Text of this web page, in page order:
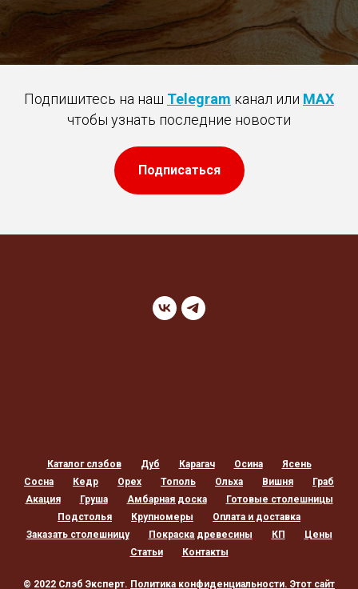
Подпишитесь на наш Telegram канал или MAX
чтобы узнать последние новости
Подписаться
Каталог слэбов Дуб Карагач Осина
Ясень
Сосна
Кедр Орех Тополь Ольха Вишня
Граб
Акация
Груша Амбарная доска
Готовые столешницы
Подстолья
Крупномеры
Оплата и доставка
Заказать столешницу
Покраска древесины КП
Цены
Статьи
Контакты
© 2022 Слэб Эксперт. Политика конфиденциальности. Этот сайт